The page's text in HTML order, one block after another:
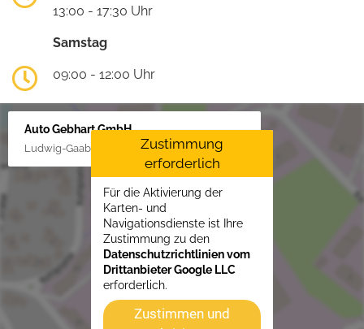
13:00 - 17:30 Uhr
Samstag
09:00 - 12:00 Uhr
Auto Gebhart GmbH
Ludwig-Gaab-Str. 4, 88427 Bad Schussenried
Zustimmung
erforderlich
Für die Aktivierung der
Karten- und
Navigationsdienste ist Ihre
Zustimmung zu den
Datenschutzrichtlinien vom
Drittanbieter Google LLC
erforderlich.
Zustimmen und